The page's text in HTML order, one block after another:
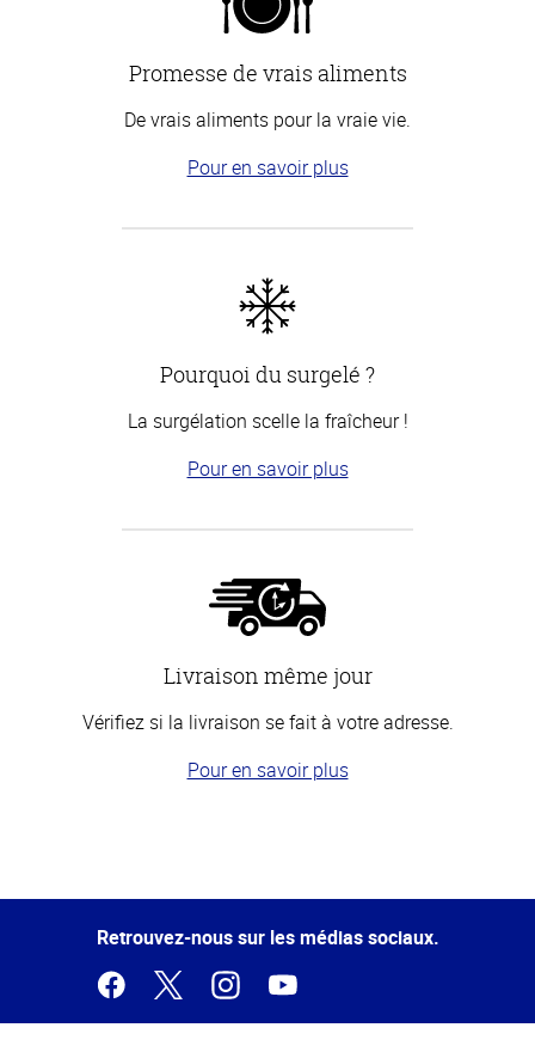
Promesse de vrais aliments
De vrais aliments pour la vraie vie.
Pour en savoir plus
Pourquoi du surgelé ?
La surgélation scelle la fraîcheur !
Pour en savoir plus
Livraison même jour
Vérifiez si la livraison se fait à votre adresse.
Pour en savoir plus
de la
Retrouvez-nous sur les médias sociaux.